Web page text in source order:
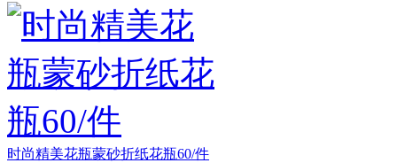
时尚精美花瓶蒙砂折纸花瓶60/件